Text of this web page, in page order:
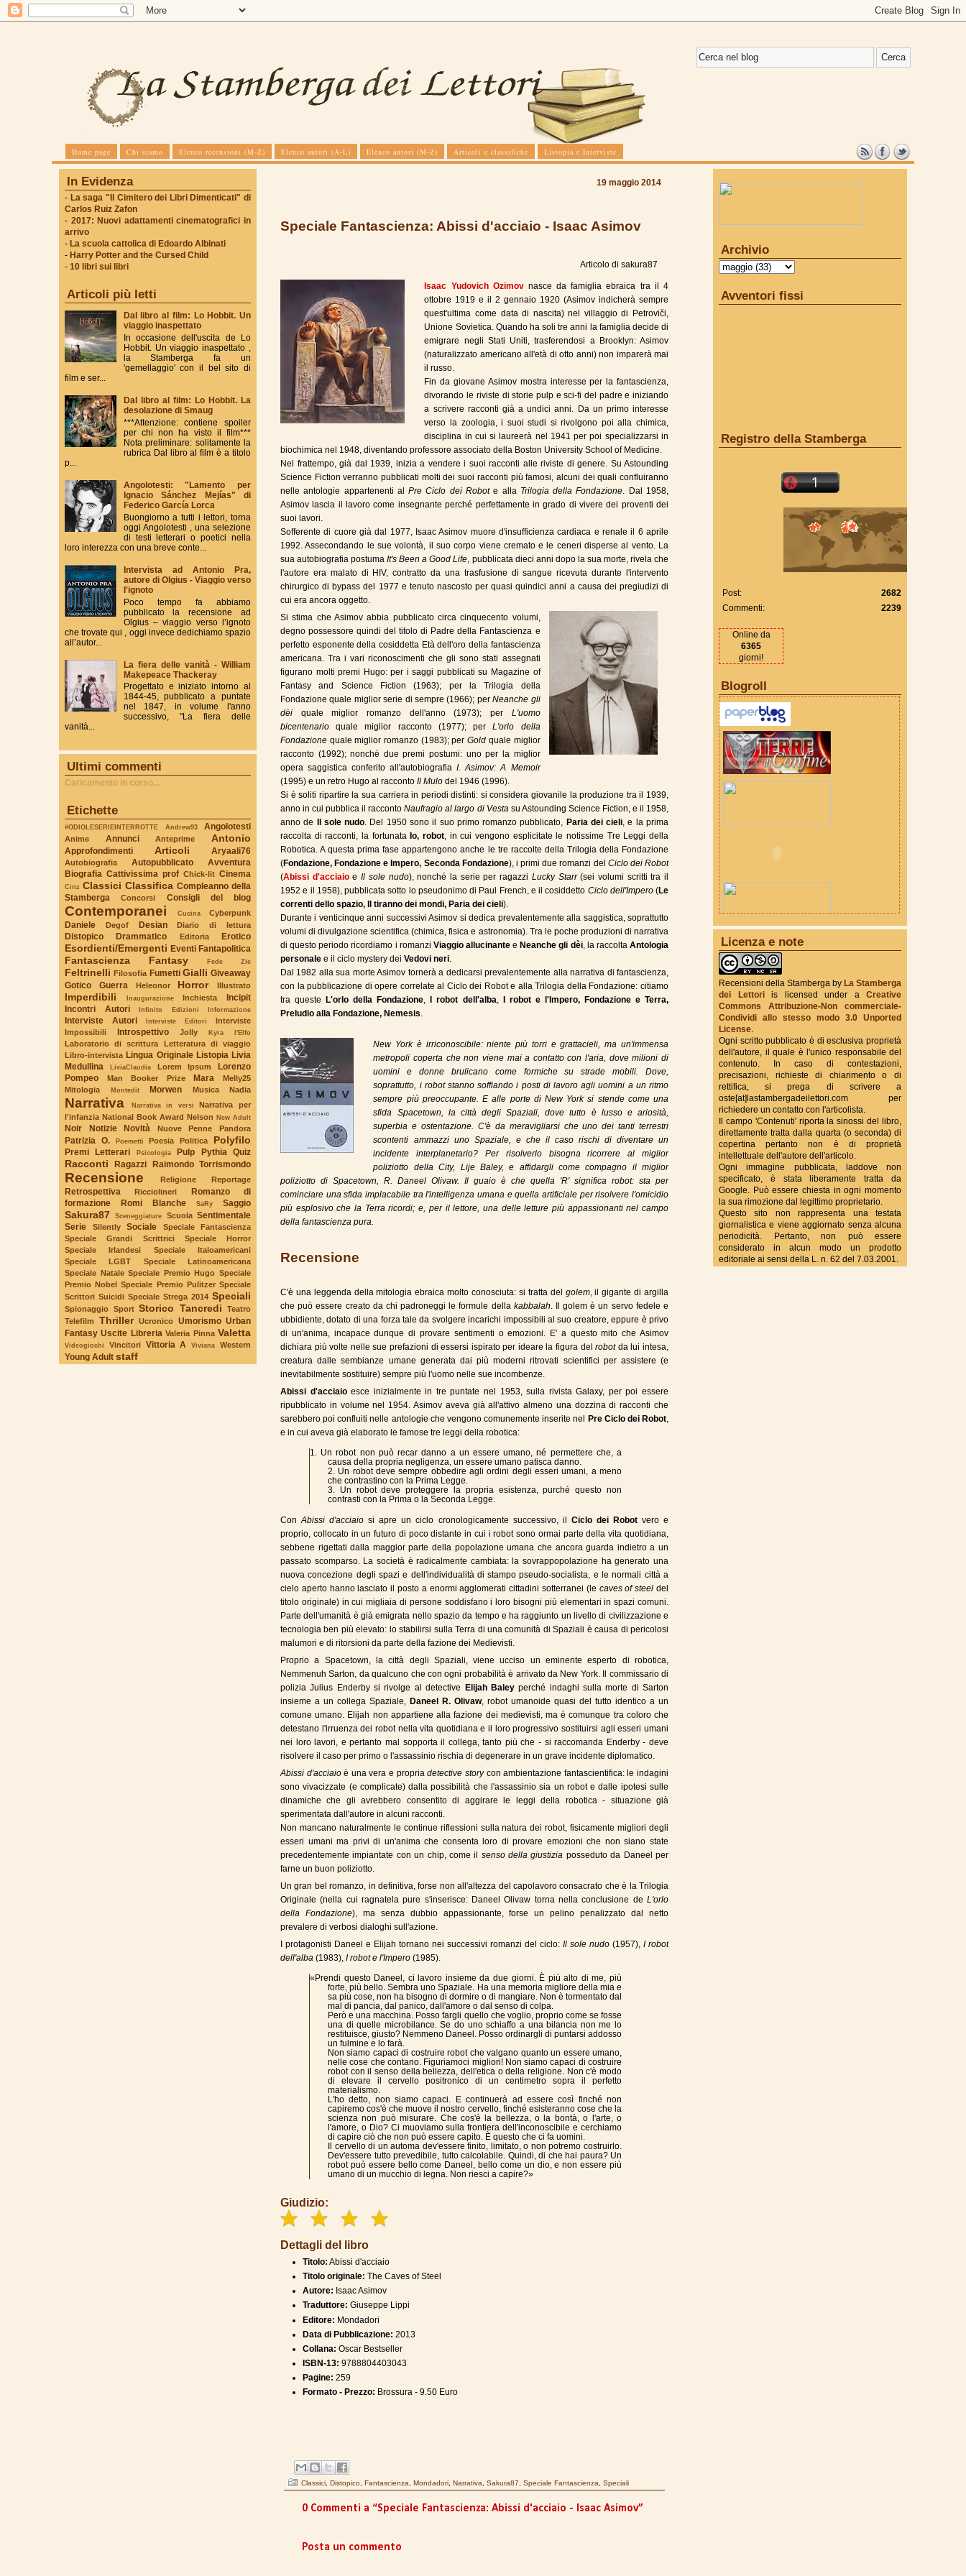
Home page Chi siamo Elenco recensioni (M-Z) Elenco autori (A-L) Elenco autori (M-Z) Articoli e classifiche Listopia e Interviste
In Evidenza
- La saga "Il Cimitero dei Libri Dimenticati" di
Carlos Ruiz Zafon
- 2017: Nuovi adattamenti cinematografici in
arrivo
- La scuola cattolica di Edoardo Albinati
- Harry Potter and the Cursed Child
- 10 libri sui libri
Articoli più letti
Dal libro al film: Lo Hobbit. Un
viaggio inaspettato
In occasione dell'uscita de Lo
Hobbit. Un viaggio inaspettato ,
la Stamberga fa un
'gemellaggio' con il bel sito di
film e ser...
Dal libro al film: Lo Hobbit. La
desolazione di Smaug
***Attenzione: contiene spoiler
per chi non ha visto il film***
Nota preliminare: solitamente la
rubrica Dal libro al film è a titolo
p...
Angolotesti: "Lamento per
Ignacio Sánchez Mejías" di
Federico García Lorca
Buongiorno a tutti i lettori, torna
oggi Angolotesti , una selezione
di testi letterari o poetici nella
loro interezza con una breve conte...
Intervista ad Antonio Pra,
autore di Olgius - Viaggio verso
l'ignoto
Poco tempo fa abbiamo
pubblicato la recensione ad
Olgius – viaggio verso l’ignoto
che trovate qui , oggi invece dedichiamo spazio
all’autor...
La fiera delle vanità - William
Makepeace Thackeray
Progettato e iniziato intorno al
1844-45, pubblicato a puntate
nel 1847, in volume l'anno
successivo, "La fiera delle
vanità...
Ultimi commenti
Caricamento in corso...
Etichette
#ODIOLESERIEINTERROTTE Andrew93 Angolotesti
Anime Annunci Anteprime Antonio
Approfondimenti Articoli Aryaali76
Autobiografia Autopubblicato
Avventura
Biografia Cattivissima prof Chick-lit Cinema
Cinz Classici Classifica Compleanno della
Stamberga
Concorsi Consigli del blog
Contemporanei Cucina Cyberpunk
Daniele Degof Desian Diario di lettura
Distopico Drammatico Editoria Erotico
Esordienti/Emergenti Eventi Fantapolitica
Fantascienza Fantasy Fede Zic
Feltrinelli Filosofia Fumetti Gialli Giveaway
Gotico
Guerra Heleonor Horror Illustrato
Imperdibili Inaugurazione Inchiesta
Incipit
Incontri Autori
Infinito Edizioni Informazione
Interviste Autori Interviste Editori
Interviste
Impossibili
Introspettivo Jolly Kyra l'Elfo
Laboratorio di scrittura
Letteratura di viaggio
Libro-intervista Lingua Originale Listopia Livia
Medullina
LiviaClaudia Lorem Ipsum
Lorenzo
Pompeo
Man Booker Prize Mara
Melly25
Mitologia
Montedit Morwen Musica Nadia
Narrativa Narrativa in versi
Narrativa per
l'infanzia National Book Award Nelson New Adult
Noir Notizie Novità Nuove Penne Pandora
Patrizia O. Poemetti Poesia Politica Polyfilo
Premi Letterari Psicologia Pulp Pythia Quiz
Racconti Ragazzi Raimondo Torrismondo
Recensione Religione Reportage
Retrospettiva Ricciolineri
Romanzo di
formazione
Romi Blanche SaRy Saggio
Sakura87 Sceneggiature Scuola Sentimentale
Serie
Silently Sociale
Speciale Fantascienza
Speciale Grandi Scrittrici
Speciale Horror
Speciale Irlandesi
Speciale Italoamericani
Speciale LGBT
Speciale Latinoamericana
Speciale Natale Speciale Premio Hugo Speciale
Premio Nobel Speciale Premio Pulitzer Speciale
Scrittori Suicidi Speciale Strega 2014 Speciali
Spionaggio Sport Storico Tancredi
Teatro
Telefilm
Thriller Ucronico Umorismo Urban
Fantasy Uscite Libreria Valeria Pinna Valetta
Videogiochi Vincitori Vittoria A Viviana Western
Young Adult staff
19 maggio 2014
Speciale Fantascienza: Abissi d'acciaio - Isaac Asimov
Articolo di sakura87
Isaac Yudovich Ozimovnasce da famiglia ebraica tra il 4
ottobre 1919 e il 2 gennaio 1920 (Asimov indicherà sempre
quest'ultima come data di nascita) nel villaggio di Petroviči,
Unione Sovietica. Quando ha soli tre anni la famiglia decide di
emigrare negli Stati Uniti, trasferendosi a Brooklyn: Asimov
(naturalizzato americano all'età di otto anni) non imparerà mai
il russo.
Fin da giovane Asimov mostra interesse per la fantascienza,
divorando le riviste di storie pulp e sci-fi del padre e iniziando
a scrivere racconti già a undici anni. Da un primo interesse
verso la zoologia, i suoi studi si rivolgono poi alla chimica,
disciplina in cui si laureerà nel 1941 per poi specializzarsi in
biochimica nel 1948, diventando professore associato della Boston University School of Medicine.
Nel frattempo, già dal 1939, inizia a vendere i suoi racconti alle riviste di genere. Su Astounding
Science Fiction verranno pubblicati molti dei suoi racconti più famosi, alcuni dei quali confluiranno
nelle antologie appartenenti alPre Ciclo dei Robote alla Trilogia della Fondazione. Dal 1958,
Asimov lascia il lavoro come insegnante perché perfettamente in grado di vivere dei proventi dei
suoi lavori.
Sofferente di cuore già dal 1977, Isaac Asimov muore d'insufficienza cardiaca e renale il 6 aprile
1992. Assecondando le sue volontà, il suo corpo viene cremato e le ceneri disperse al vento. La
sua autobiografia postumaIt's Been a Good Life, pubblicata dieci anni dopo la sua morte, rivela che
l'autore era malato di HIV, contratto da una trasfusione di sangue ricevuta durante l'intervento
chirurgico di bypass del 1977 e tenuto nascosto per quasi quindici anni a causa dei pregiudizi di
cui era ancora oggetto.
Si stima che Asimov abbia pubblicato circa cinquecento volumi,
degno possessore quindi del titolo di Padre della Fantascienza e
perfetto esponente della cosiddetta Età dell'oro della fantascienza
americana. Tra i vari riconoscimenti che gli sono stati assegnati
figurano molti premi Hugo: per i saggi pubblicati su Magazine of
Fantasy and Science Fiction (1963); per la Trilogia della
Fondazione quale miglior serie di sempre (1966); perNeanche gli
dèi quale miglior romanzo dell'anno (1973); per L'uomo
bicentenario quale miglior racconto (1977); perL'orlo della
Fondazione quale miglior romanzo (1983); perGold quale miglior
racconto (1992); nonché due premi postumi: uno per la miglior
opera saggistica conferito all'autobiografiaI. Asimov: A Memoir
(1995) e un retro Hugo al racconto Il Mulo del 1946 (1996).
Si è soliti ripartire la sua carriera in periodi distinti: si considera giovanile la produzione tra il 1939,
anno in cui pubblica il raccontoNaufragio al largo di Vestasu Astounding Science Fiction, e il 1958,
anno de
Il sole nudo. Del 1950 sono il suo primo romanzo pubblicato, Paria dei cieli, e la prima
raccolta di racconti, la fortunata Io, robot, in cui vengono esplicitate le notissime Tre Leggi della
Robotica. A questa prima fase appartengono anche le tre raccolte della Trilogia della Fondazione
(Fondazione, Fondazione e Impero, Seconda Fondazione), i primi due romanzi del Ciclo dei Robot
(Abissi d'acciaioeIl sole nudo), nonché la serie per ragazzi Lucky Starr(sei volumi scritti tra il
1952 e il 1958), pubblicata sotto lo pseudonimo di Paul French, e il cosiddetto Ciclo dell'Impero(Le
correnti dello spazio, Il tiranno dei mondi, Paria dei cieli).
Durante i venticinque anni successivi Asimov si dedica prevalentemente alla saggistica, soprattutto
volumi di divulgazione scientifica (chimica, fisica e astronomia). Tra le poche produzioni di narrativa
di questo periodo ricordiamo i romanzi Viaggio allucinante e Neanche gli dèi, la raccoltaAntologia
personale e il ciclo mystery dei Vedovi neri.
Dal 1982 alla sua morte Asimov tornerà a dedicarsi prevalentemente alla narrativa di fantascienza,
con la pubblicazione di opere correlate al Ciclo dei Robot e alla Trilogia della Fondazione: citiamo
tra queste
L'orlo della Fondazione, I robot dell'alba,
I robot e l'Impero, Fondazione e Terra,
Preludio alla Fondazione, Nemesis.
New York è irriconoscibile: niente più torri e grattacieli, ma un'immensa
metropoli coperta che non viene mai a contatto con l'aria, dove milioni di
uomini e donne brulicano come formiche su strade mobili. Dove,
soprattutto, i robot stanno soffiando i posti di lavoro agli uomini a un ritmo
sempre più preoccupante. E alle porte di New York si stende come una
sfida Spacetown, la città degli Spaziali, dove tutto è lusso e ariosità,
superbia e ostentazione. C'è da meravigliarsi che uno dei tanti terrestri
scontenti ammazzi uno Spaziale, e che il caso rischi di diventare un
incidente interplanetario? Per risolverlo bisogna ricorrere al miglior
poliziotto della City, Lije Baley, e affidargli come compagno il miglior
poliziotto di Spacetown, R. Daneel Olivaw. Il guaio è che quella 'R' significa robot: sta per
cominciare una sfida implacabile tra l'intelligenza umana e quella artificiale per risolvere l'omicidio
più esplosivo che la Terra ricordi; e, per il lettore, una delle letture più appassionanti nel campo
della fantascienza pura.
Recensione
C'è una leggenda della mitologia ebraica molto conosciuta: si tratta del golem, il gigante di argilla
che può essere creato da chi padroneggi le formule della kabbalah. Il golem è un servo fedele e
ubbidiente, dotato di una forza tale da svolgere incarichi impossibili al suo creatore, eppure è privo
di un'anima, incapace dunque di provare sentimenti o emozioni. E' a questo mito che Asimov
dichiara più volte nelle sue prefazioni di essersi ispirato per ideare la figura delrobotda lui intesa,
creatura dalle sembianze umane generata dai più moderni ritrovati scientifici per assistere (e
inevitabilmente sostituire) sempre più l'uomo nelle sue incombenze.
Abissi d'acciaioesce inizialmente in tre puntate nel 1953, sulla rivista Galaxy, per poi essere
ripubblicato in volume nel 1954. Asimov aveva già all'attivo almeno una dozzina di racconti che
sarebbero poi confluiti nelle antologie che vengono comunemente inserite nel
Pre Ciclo dei Robot,
e in cui aveva già elaborato le famose tre leggi della robotica:
1. Un robot non può recar danno a un essere umano, né permettere che, a
causa della propria negligenza, un essere umano patisca danno.
2. Un robot deve sempre obbedire agli ordini degli esseri umani, a meno
che contrastino con la Prima Legge.
3. Un robot deve proteggere la propria esistenza, purché questo non
contrasti con la Prima o la Seconda Legge.
ConAbissi d'acciaio si apre un ciclo cronologicamente successivo, il Ciclo dei Robotvero e
proprio, collocato in un futuro di poco distante in cui i robot sono ormai parte della vita quotidiana,
sebbene rigettati dalla maggior parte della popolazione umana che ancora guarda indietro a un
passato scomparso. La società è radicalmente cambiata: la sovrappopolazione ha generato una
nuova concezione degli spazi e dell'individualità di stampo pseudo-socialista, e le normali città a
cielo aperto hanno lasciato il posto a enormi agglomerati cittadini sotterranei (le caves of steel del
titolo originale) in cui migliaia di persone soddisfano i loro bisogni più elementari in spazi comuni.
Parte dell'umanità è già emigrata nello spazio da tempo e ha raggiunto un livello di civilizzazione e
tecnologia ben più elevato: lo stabilirsi sulla Terra di una comunità di Spaziali è causa di pericolosi
malumori e di ritorsioni da parte della fazione dei Medievisti.
Proprio a Spacetown, la città degli Spaziali, viene ucciso un eminente esperto di robotica,
Nemmenuh Sarton, da qualcuno che con ogni probabilità è arrivato da New York. Il commissario di
polizia Julius Enderby si rivolge al detective
Elijah Baleyperché indaghi sulla morte di Sarton
insieme a un collega Spaziale, Daneel R. Olivaw, robot umanoide quasi del tutto identico a un
comune umano. Elijah non appartiene alla fazione dei medievisti, ma è comunque tra coloro che
detestano l'irruenza dei robot nella vita quotidiana e il loro progressivo sostituirsi agli esseri umani
nei loro lavori, e pertanto mal sopporta il collega, tanto più che - si raccomanda Enderby - deve
risolvere il caso per primo o l'assassinio rischia di degenerare in un grave incidente diplomatico.
Abissi d'acciaioè una vera e propriadetective storycon ambientazione fantascientifica: le indagini
sono vivacizzate (e complicate) dalla possibilità che l'assassinio sia un robot e dalle ipotesi sulle
dinamiche che gli avrebbero consentito di aggirare le leggi della robotica - situazione già
sperimentata dall'autore in alcuni racconti.
Non mancano naturalmente le continue riflessioni sulla natura dei robot, fisicamente migliori degli
esseri umani ma privi di un'anima che consenta loro di provare emozioni che non siano state
precedentemente impiantate con un chip, come il senso della giustizia posseduto da Daneel per
farne un buon poliziotto.
Un gran bel romanzo, in definitiva, forse non all'altezza del capolavoro consacrato che è la Trilogia
Originale (nella cui ragnatela pure s'inserisce: Daneel Olivaw torna nella conclusione de L'orlo
della Fondazione), ma senza dubbio appassionante, forse un pelino penalizzato dal netto
prevalere di verbosi dialoghi sull'azione.
I protagonisti Daneel e Elijah tornano nei successivi romanzi del ciclo: Il sole nudo (1957), I robot
dell'alba (1983), I robot e l'Impero (1985).
«Prendi questo Daneel, ci lavoro insieme da due giorni. È più alto di me, più
forte, più bello. Sembra uno Spaziale. Ha una memoria migliore della mia e
sa più cose, non ha bisogno di dormire o di mangiare. Non è tormentato dal
mal di pancia, dal panico, dall'amore o dal senso di colpa.
Però e una macchina. Posso fargli quello che voglio, proprio come se fosse
una di quelle microbilance. Se do uno schiaffo a una bilancia non me lo
restituisce, giusto? Nemmeno Daneel. Posso ordinargli di puntarsi addosso
un fulmine e lo farà.
Non siamo capaci di costruire robot che valgano quanto un essere umano,
nelle cose che contano. Figuriamoci migliori! Non siamo capaci di costruire
robot con il senso della bellezza, dell'etica o della religione. Non c'è modo
di elevare il cervello positronico di un centimetro sopra il perfetto
materialismo.
L'ho detto, non siamo capaci. E continuerà ad essere così finché non
capiremo cos'è che muove il nostro cervello, finché esisteranno cose che la
scienza non può misurare. Che cos'è la bellezza, o la bontà, o l'arte, o
l'amore, o Dio? Ci muoviamo sulla frontiera dell'inconoscibile e cerchiamo
di capire ciò che non può essere capito. È questo che ci fa uomini.
Il cervello di un automa dev'essere finito, limitato, o non potremo costruirlo.
Dev'essere tutto prevedibile, tutto calcolabile. Quindi, di che hai paura? Un
robot può essere bello come Daneel, bello come un dio, e non essere più
umano di un mucchio di legna. Non riesci a capire?»
Giudizio:
Dettagli del libro
Titolo: Abissi d'acciaio
Titolo originale: The Caves of Steel
Autore: Isaac Asimov
Traduttore: Giuseppe Lippi
Editore: Mondadori
Data di Pubblicazione: 2013
Collana: Oscar Bestseller
ISBN-13: 9788804403043
Pagine: 259
Formato - Prezzo: Brossura - 9.50 Euro
Classici Distopico Fantascienza Mondadori Narrativa Sakura87 Speciale Fantascienza Speciali
0 Commenti a “Speciale Fantascienza: Abissi d'acciaio - Isaac Asimov”
Posta un commento
Archivio
Avventori fissi
Registro della Stamberga
Post:
2682
Commenti:
2239
Online da
6365
giorni!
Blogroll
True Fantasy Italy
Licenza e note
Recensioni della Stamberga by La Stamberga
dei Lettoriis licensed under a Creative
Commons Attribuzione-Non commerciale-
Condividi allo stesso modo 3.0 Unported
License.
Ogni scritto pubblicato è di esclusiva proprietà
dell'autore, il quale è l'unico responsabile del
contenuto. In caso di contestazioni,
precisazioni, richieste di chiarimento o di
rettifica, si prega di scrivere a
oste[at]lastambergadeilettori.com per
richiedere un contatto con l'articolista.
Il campo 'Contenuti' riporta la sinossi del libro,
direttamente tratta dalla quarta (o seconda) di
copertina pertanto non è di proprietà
intellettuale dell'autore dell'articolo.
Ogni immagine pubblicata, laddove non
specificato, è stata liberamente tratta da
Google. Può essere chiesta in ogni momento
la sua rimozione dal legittimo proprietario.
Questo sito non rappresenta una testata
giornalistica e viene aggiornato senza alcuna
periodicità. Pertanto, non può essere
considerato in alcun modo un prodotto
editoriale ai sensi della L. n. 62 del 7.03.2001.